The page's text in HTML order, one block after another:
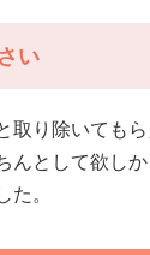
い
取り除いても
んとして欲し
。